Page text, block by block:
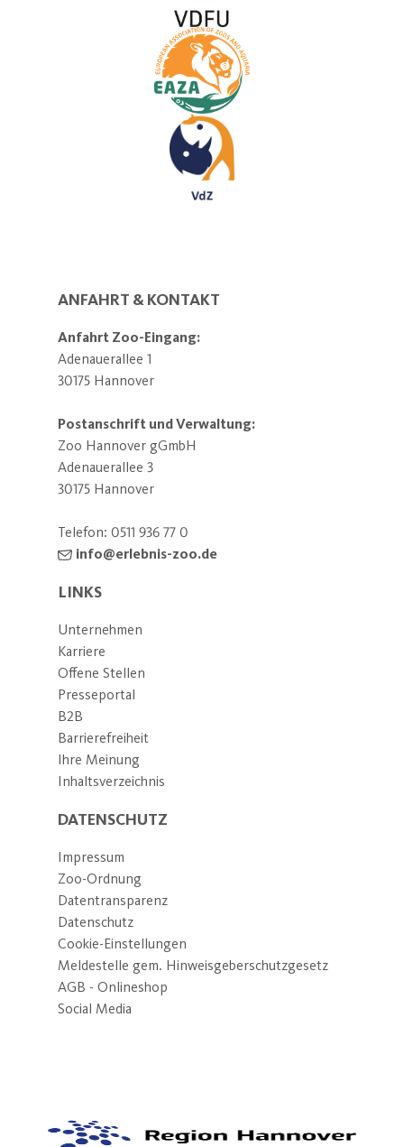
ANFAHRT & KONTAKT
Anfahrt Zoo-Eingang:
Adenauerallee 1
30175 Hannover
Postanschrift und Verwaltung:
Zoo Hannover gGmbH
Adenauerallee 3
30175 Hannover
Telefon: 0511 936 77 0
info@erlebnis-zoo.de
LINKS
Unternehmen
Karriere
Offene Stellen
Presseportal
B2B
Barrierefreiheit
Ihre Meinung
Inhaltsverzeichnis
DATENSCHUTZ
Impressum
Zoo-Ordnung
Datentransparenz
Datenschutz
Cookie-Einstellungen
Meldestelle gem. Hinweisgeberschutzgesetz
AGB - Onlineshop
Social Media